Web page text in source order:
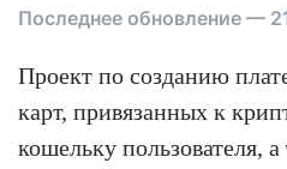
Последнее обновление —
Проект по созданию
карт, привязанных к
кошельку пользователя,